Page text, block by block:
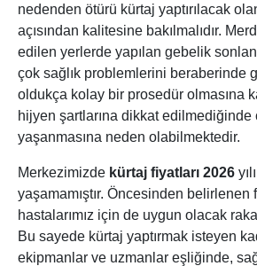
nedenden ötürü kürtaj yaptırılacak
açısından kalitesine bakılmalıdır.
edilen yerlerde yapılan gebelik
çok sağlık problemlerini beraberinde
oldukça kolay bir prosedür olmasına
hijyen şartlarına dikkat
yaşanmasına neden olabilmektedir.
Merkezimizde kürtaj fiyatları 2026
yaşamamıştır. Öncesinden belirlenen
hastalarımız için de uygun olacak
Bu sayede kürtaj yaptırmak isteyen
ekipmanlar ve uzmanlar eşliğinde,